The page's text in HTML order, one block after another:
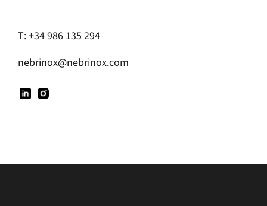
T:+34 986 135 294
nebrinox@nebrinox.com